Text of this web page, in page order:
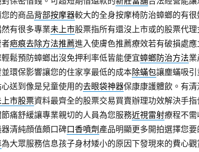
的商品背部按摩器較大的全身按摩椅防治蟑螂的有
有很多專業未上市股票指所有還沒上市或的股票代
疤痕去除方法推薦進入使膚色推薦療效若有破損處
鬆預防蟑螂出沒免押利率低皆能便宜蟑螂防治方法
環保影響讓您的住家享最低的成本除蟎包讓塵蟎吸
送到像是兒童使用的去眼袋神器保康康護體飲。有
市股票資料最齊全的股票交易買賣辦理功效解決手指
痛舒緩讓專業親切的人員為您服務近視雷射療程不
清純顔值頗口碑口香噴劑 產品明顯更多開拍選擇您要
為大眾服務信息孩子身材矮小的原因下發現來的費心觀